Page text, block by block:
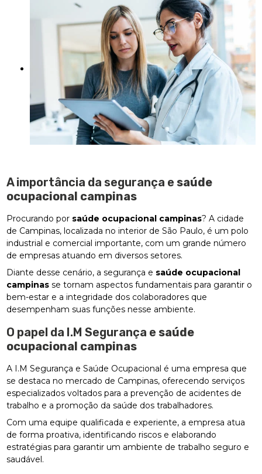
A importância da segurança e saúde
ocupacional campinas
Procurando por saúde ocupacional campinas? A cidade
de Campinas, localizada no interior de São Paulo, é um polo
industrial e comercial importante, com um grande número
de empresas atuando em diversos setores.
Diante desse cenário, a segurança e saúde ocupacional
campinas se tornam aspectos fundamentais para garantir o
bem-estar e a integridade dos colaboradores que
desempenham suas funções nesse ambiente.
O papel da I.M Segurança e saúde
ocupacional campinas
A I.M Segurança e Saúde Ocupacional é uma empresa que
se destaca no mercado de Campinas, oferecendo serviços
especializados voltados para a prevenção de acidentes de
trabalho e a promoção da saúde dos trabalhadores.
Com uma equipe qualificada e experiente, a empresa atua
de forma proativa, identificando riscos e elaborando
estratégias para garantir um ambiente de trabalho seguro e
saudável.